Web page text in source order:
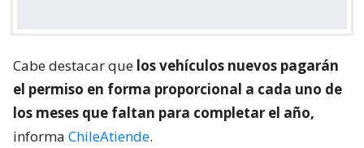
Cabe destacar que los vehículos nuevos pagarán
el permiso en forma proporcional a cada uno de
los meses que faltan para completar el año,
informa ChileAtiende.